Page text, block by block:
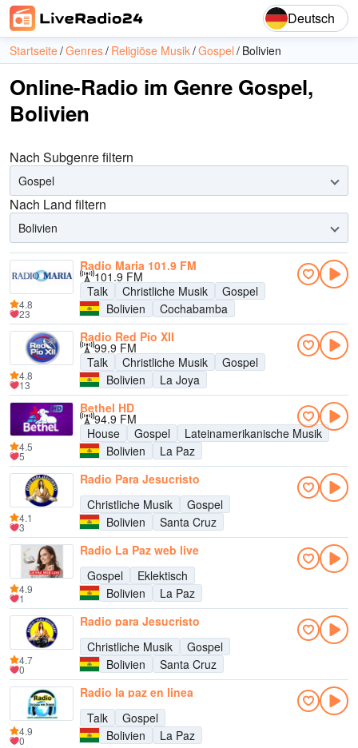
Deutsch
Startseite Genres Religiöse Musik Gospel Bolivien
Online-Radio im Genre Gospel,
Bolivien
Nach Subgenre filtern
Gospel
Nach Land filtern
Bolivien
Radio Maria 101.9 FM
101.9 FM
Talk
Christliche Musik
Gospel
Bolivien
Cochabamba
4.8
23
Radio Red Pío XII
99.9 FM
Talk
Christliche Musik
Gospel
Bolivien
La Joya
4.8
13
Bethel HD
94.9 FM
House
Gospel
Lateinamerikanische Musik
Bolivien
La Paz
4.5
5
Radio Para Jesucristo
Christliche Musik
Gospel
Bolivien
Santa Cruz
4.1
3
Radio La Paz web live
Gospel
Eklektisch
Bolivien
La Paz
4.9
1
Radio para Jesucristo
Christliche Musik
Gospel
Bolivien
Santa Cruz
4.7
0
Radio la paz en linea
Talk
Gospel
Bolivien
La Paz
4.9
0